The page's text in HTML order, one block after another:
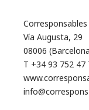
Corresponsables
Vía Augusta, 29
08006
T +34 93 752 47